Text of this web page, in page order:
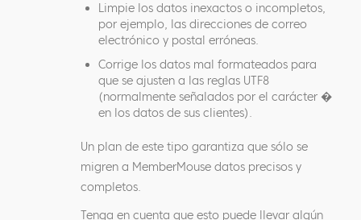
Limpie los datos inexactos o incompletos,
por ejemplo, las direcciones de correo
electrónico y postal erróneas.
Corrige los datos mal formateados para
que se ajusten a las reglas UTF8
(normalmente señalados por el carácter �
en los datos de sus clientes).
Un plan de este tipo garantiza que sólo se
migren a MemberMouse datos precisos y
completos.
Tenga en cuenta que esto puede llevar algún